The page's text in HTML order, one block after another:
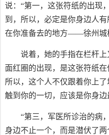
说：“第一，这张符纸的出现
到，所以，必定是你身边人
在你准备去的地方——徐州城
说着，她的手指在栏杆
面红圈的出现，是这张符纸在
所以，这个人不仅跟着你上
触到你的一切，应该是你身
“第三，军医所诊治的病
身边不止一个，而是潜伏了